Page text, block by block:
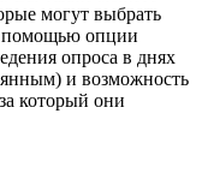
могут выбрать
помощью опции
опроса в днях
и возможность
который они